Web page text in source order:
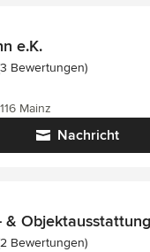
e.K.
5 von 5
Bewertungen)
Nachricht
Mainz
&
5 von 5
Bewertungen)